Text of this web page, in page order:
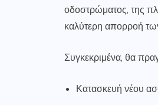
οδοστρώματος, της
καλύτερη απορροή
Συγκεκριμένα, θα
Κατασκευή νέου